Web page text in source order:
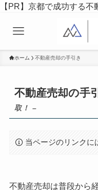
【PR】京都で成功する不
ホーム 不動産売却の手引き
不動産売却の手
取！ –
当ページのリンクに
不動産売却は普段から